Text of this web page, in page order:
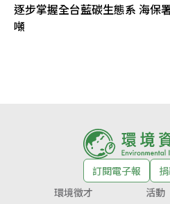
逐步掌握全台藍碳生態系 海保
噸
訂閱電子報
環境徵才
活動